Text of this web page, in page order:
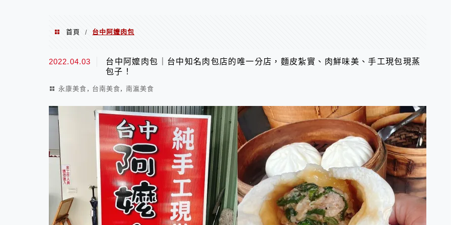
首頁 / 台中阿嬤肉包
台中阿嬤肉包
2022.04.03
台中阿嬤肉包｜台中知名肉包店的唯一分店，麵皮紮實、肉鮮味美、手工現包現蒸
包子！
永康美食 , 台南美食, 南瀛美食